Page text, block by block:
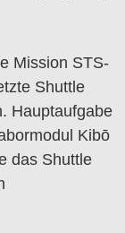
Mission STS-
Shuttle
Hauptaufgabe
Kibō
das Shuttle